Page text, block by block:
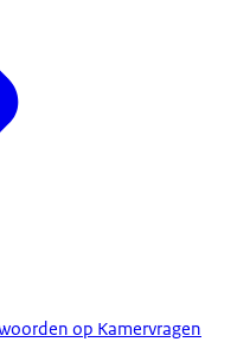
op Kamervragen